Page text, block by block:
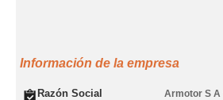
Información de la empresa
Razón Social Armotor S A